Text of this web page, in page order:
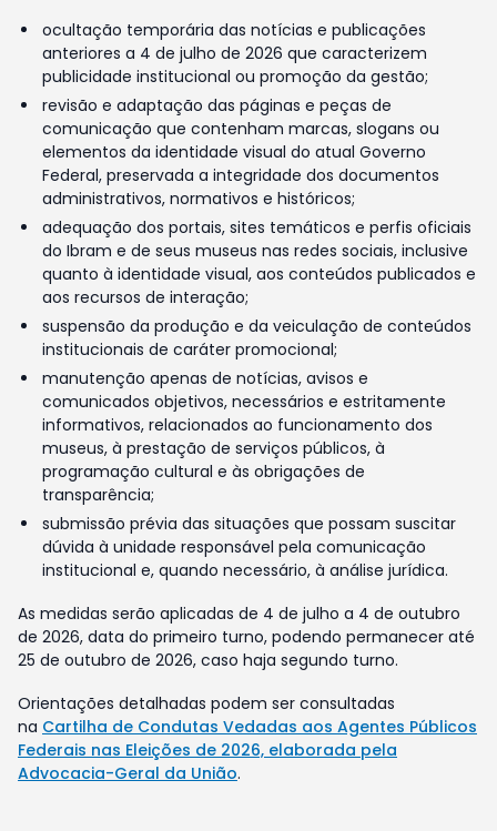
ocultação temporária das notícias e publicações
anteriores a 4 de julho de 2026 que caracterizem
publicidade institucional ou promoção da gestão;
revisão e adaptação das páginas e peças de
comunicação que contenham marcas, slogans ou
elementos da identidade visual do atual Governo
Federal, preservada a integridade dos documentos
administrativos, normativos e históricos;
adequação dos portais, sites temáticos e perfis oficiais
do Ibram e de seus museus nas redes sociais, inclusive
quanto à identidade visual, aos conteúdos publicados e
aos recursos de interação;
suspensão da produção e da veiculação de conteúdos
institucionais de caráter promocional;
manutenção apenas de notícias, avisos e
comunicados objetivos, necessários e estritamente
informativos, relacionados ao funcionamento dos
museus, à prestação de serviços públicos, à
programação cultural e às obrigações de
transparência;
submissão prévia das situações que possam suscitar
dúvida à unidade responsável pela comunicação
institucional e, quando necessário, à análise jurídica.
As medidas serão aplicadas de 4 de julho a 4 de outubro
de 2026, data do primeiro turno, podendo permanecer até
25 de outubro de 2026, caso haja segundo turno.
Orientações detalhadas podem ser consultadas
na Cartilha de Condutas Vedadas aos Agentes Públicos
Federais nas Eleições de 2026, elaborada pela
Advocacia-Geral da União.